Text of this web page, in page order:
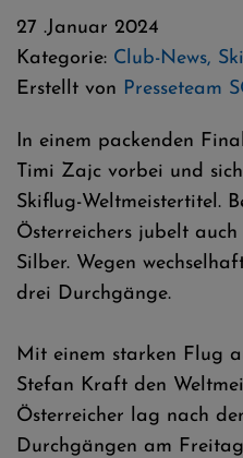
27 .Januar 2024
Kategorie: Club-News,
Erstellt von Presseteam
In einem packenden
Timi Zajc vorbei und
Skiflug-Weltmeistertitel.
Österreichers jubelt
Silber. Wegen
drei Durchgänge.
Mit einem starken Flug
Stefan Kraft den
Österreicher lag nach
Durchgängen am